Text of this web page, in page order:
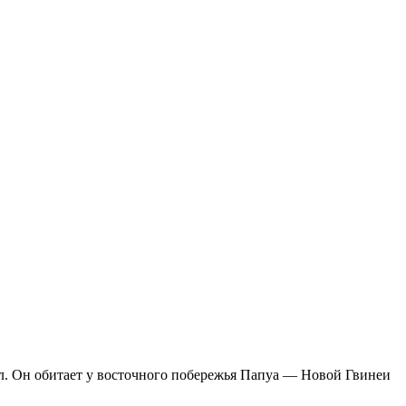
Он обитает у восточного побережья Папуа — Новой Гвинеи